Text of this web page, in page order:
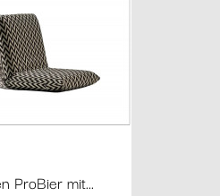
ProBier mit...